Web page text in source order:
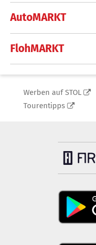
AutoMARKT
FlohMARKT
Werben auf STOL
Tourentipps